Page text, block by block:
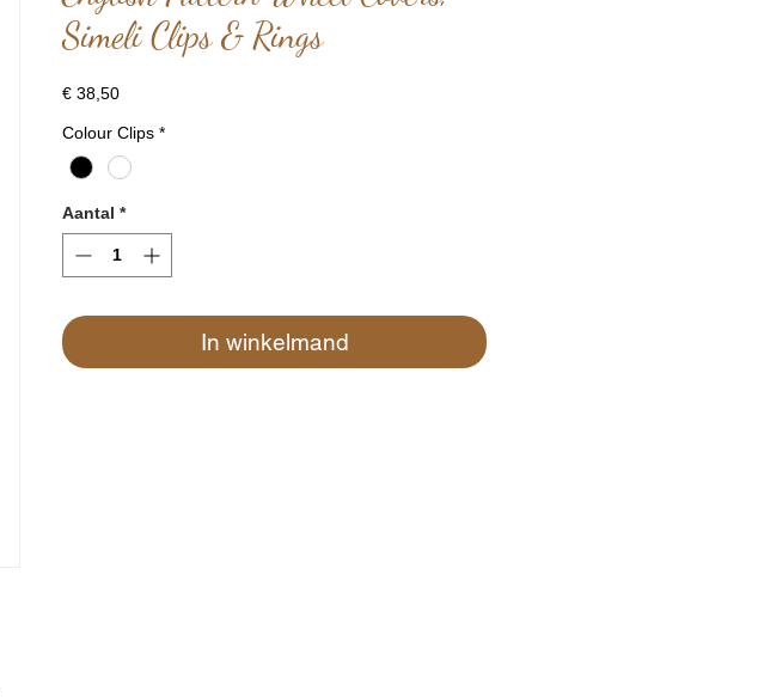
Simeli Clips & Rings
€ 38,50Prijs
Colour Clips *
Aantal *
In winkelmand